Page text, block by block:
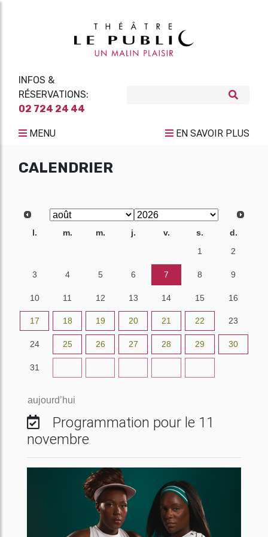
INFOS &
RÉSERVATIONS:
02 724 24 44
MENU EN SAVOIR PLUS
CALENDRIER
l. m. m. j. v. s.
d.
1 2
3 4 5 6 7 8 9
10 11 12 13 14 15 16
17 18 19 20 21 22 23
24 25 26 27 28 29 30
31
aujourd’hui
Programmation pour le 11
novembre